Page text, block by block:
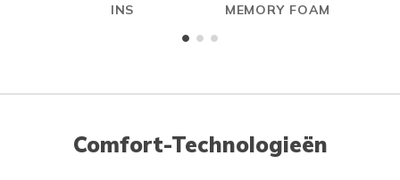
INS
MEMORY FOAM
Comfort-Technologieën